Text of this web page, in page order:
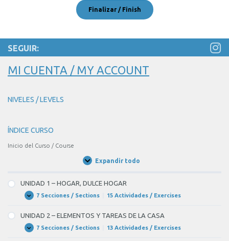
SEGUIR:
MI CUENTA / MY ACCOUNT
NIVELES / LEVELS
ÍNDICE CURSO
Inicio del Curso / Course
Expandir todo
Unidades
UNIDAD 1 – HOGAR, DULCE HOGAR
Expandir
UNIDAD
–
HOGAR,
DULCE
HOGAR
7 Secciones / Sections 15 Actividades / Exercises
UNIDAD 2 – ELEMENTOS Y TAREAS DE LA CASA
Expandir
UNIDAD7 Secciones / Sections 13 Actividades / Exercises